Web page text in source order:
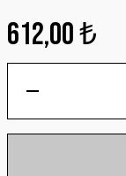
612,00 ₺